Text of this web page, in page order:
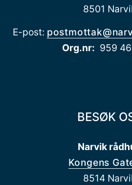
8501
E-post:
Org.nr: 959
BESØK
Narvik
Kongens
8514